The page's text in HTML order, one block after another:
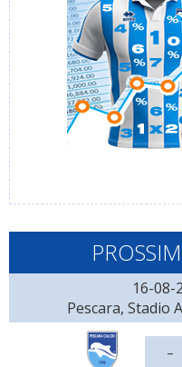
16-08-
Pescara, Stadio
-